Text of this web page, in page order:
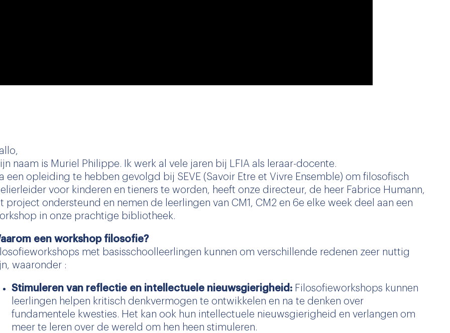
naam is Muriel Philippe. Ik werk al vele jaren bij LFIA als leraar-docente.
een opleiding te hebben gevolgd bij SEVE (Savoir Etre et Vivre Ensemble) om filosofisch
voor kinderen en tieners te worden, heeft onze directeur, de heer Fabrice Humann,
project ondersteund en nemen de leerlingen van CM1, CM2 en 6e elke week deel aan een
in onze prachtige bibliotheek.
een workshop filosofie?
met basisschoolleerlingen kunnen om verschillende redenen zeer nuttig
waaronder :
Stimuleren van reflectie en intellectuele nieuwsgierigheid: Filosofieworkshops kunnen
leerlingen helpen kritisch denkvermogen te ontwikkelen en na te denken over
fundamentele kwesties. Het kan ook hun intellectuele nieuwsgierigheid en verlangen om
meer te leren over de wereld om hen heen stimuleren.